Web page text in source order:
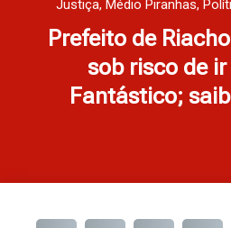
Justiça, Médio Piranhas,
Prefeito de
sob risco de
Fantástico;